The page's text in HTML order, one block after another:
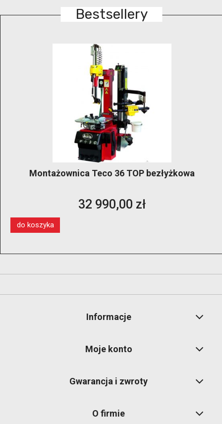
Bestsellery
GRUBBER KónigStiger –bezłyżkowa
kół 14″–28″ z dwoma ramionami pomocniczymi i
windą koła
13 350,00 zł
do koszyka
Informacje
Moje konto
Gwarancja i zwroty
O firmie